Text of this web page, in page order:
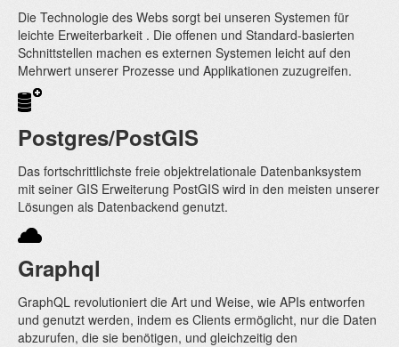
Die Technologie des Webs sorgt bei unseren Systemen für
leichte Erweiterbarkeit . Die offenen und Standard-basierten
Schnittstellen machen es externen Systemen leicht auf den
Mehrwert unserer Prozesse und Applikationen zuzugreifen.
Postgres/PostGIS
Das fortschrittlichste freie objektrelationale Datenbanksystem
mit seiner GIS Erweiterung PostGIS wird in den meisten unserer
Lösungen als Datenbackend genutzt.
Graphql
GraphQL revolutioniert die Art und Weise, wie APIs entworfen
und genutzt werden, indem es Clients ermöglicht, nur die Daten
abzurufen, die sie benötigen, und gleichzeitig den